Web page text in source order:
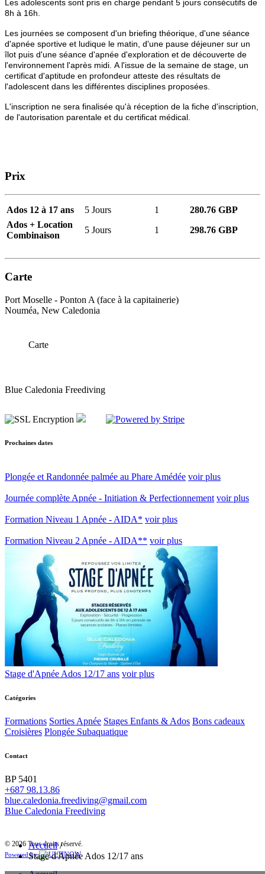
Accueil/
Stage d'Apnée Ados 12/17 ans
Les adolescents sont pris en charge pendant 5 jours consécutifs de
8h à 16h.
Les journées se composent d'un briefing théorique, d'une séance
d'apnée sportive et ludique le matin, d'une pause déjeuner sur un
îlot puis d'une séance d'apnée d'exploration et de découverte de
l'environnement l'après midi. A l'issue de la semaine de stage, un
certificat d'aptitude en profondeur atteste des résultats de
l'adolescent dans les différentes disciplines proposées.
L'inscription ne sera finalisée qu'à réception de la fiche d'inscription,
de l'autorisation parentale et du certificat médical.
Prix
Ados 12 à 17 ans 5 Jours 1
280.76 GBP
Ados + Location
Combinaison
5 Jours 1 298.76 GBP
Carte
Port Moselle - Ponton A (face à la capitainerie)
Nouméa, New Caledonia
Carte
Blue Caledonia Freediving
Prochaines dates
Plongée et Randonnée palmée au Phare Amédée voir plus
Journée complète Apnée - Initiation & Perfectionnement voir plus
Formation Niveau 1 Apnée - AIDA* voir plus
Formation Niveau 2 Apnée - AIDA** voir plus
Stage d'Apnée Ados 12/17 ans voir plus
Catégories
Formations Sorties Apnée Stages Enfants & Ados Bons cadeaux
Croisières Plongée Subaquatique
Contact
BP 5401
+687 98.13.86
blue.caledonia.freediving@gmail.com
Blue Caledonia Freediving
© 2026 Tous droits réservé.
Powered by